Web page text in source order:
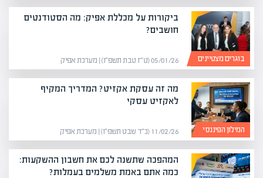
בוגרים מצטיינים
ביקורות על מכללת אפיק: מה הסטודנטים
חושבים?
05/01/26 (ט״ז טבת תשפ״ו) | מערכת אפיק
המילון הפיננסי
מה זה עסקת אקזיט? המדריך המקיף
לאקזיט עסקי
11/02/26 (כ״ד שבט תשפ״ו) | מערכת אפיק
המהפכה שתשנה לכם את חשבון ההשקעות:
כמה אתם באמת משלמים בעמלות?